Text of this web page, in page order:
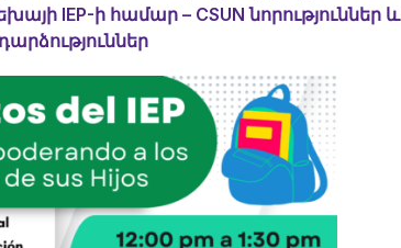
IEP-ի համար – CSUN նորություններ և